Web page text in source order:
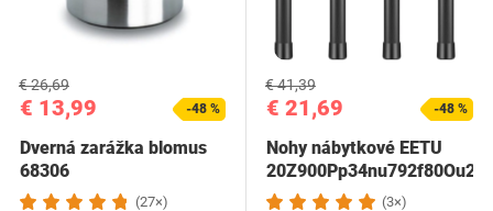
€ 13,99
€ 26,69
-48 %
Dverná zarážka blomus
68306
(27×)
€ 21,69
€ 41,39
-48 %
Nohy nábytkové EETU
20Z900Pp34nu792f80Ou2
(3×)